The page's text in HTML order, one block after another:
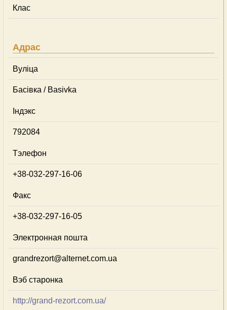
Клас
Адрас
Вуліца
Басівка / Basivka
Індэкс
792084
Тэлефон
+38-032-297-16-06
Факс
+38-032-297-16-05
Электронная пошта
grandrezort@alternet.com.ua
Вэб старонка
http://grand-rezort.com.ua/